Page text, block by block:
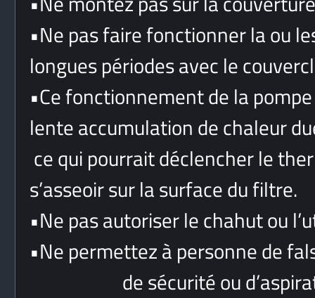
•Ne pas faire fonctionner la ou
longues périodes avec le
•Ce fonctionnement de la
lente accumulation de chaleur
ce qui pourrait déclencher le
s’asseoir sur la surface du filtre.
•Ne pas autoriser le chahut ou
•Ne permettez à personne de
de sécurité ou